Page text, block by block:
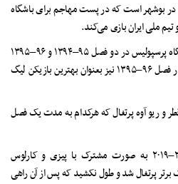
مهدی طارمی متولد ۲۷ تیر سال ۱۳۷۱ در بوشهر است که در پست مهاجم برای باشگاه
تیم ملی ایران بازی می‌کند.
همانطور که می دانید، طارمی در باشگاه پرسپولیس در دو فصل ۹۵–۱۳۹۴ و ۹۶–۱۳۹۵
آقای گل لیگ برتر فوتبال ایران شد و در فصل ۹۶–۱۳۹۵ نیز بعنوان بهترین بازیکن لیگ
و ریو آوه پرتغال که هرکدام به مدت یک فصل
وی همچنین در ریو آوه در فصل ۲۰–۲۰۱۹ به صورت مشترک با پیزی و کارلوس
آقای گل لیگ برتر پرتغال شد و طول نکشید که پس از آن راهی